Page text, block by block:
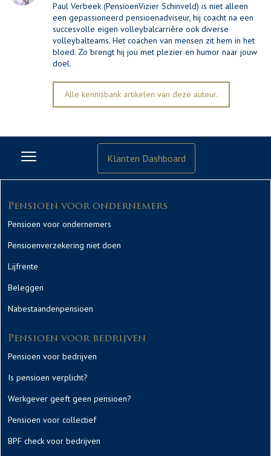
Paul Verbeek (PensioenVizier Schinveld) is niet alleen
een gepassioneerd pensioenadviseur, hij coacht na een
succesvolle eigen volleybalcarrière ook diverse
volleybalteams. Het coachen van mensen zit hem in het
bloed. Zo brengt hij jou met plezier en humor naar jouw
doel.
Alle kennisbank artikelen van deze auteur.
Klanten Dashboard
Pensioen voor ondernemers
Pensioen voor ondernemers
Pensioenverzekering niet doen
Lijfrente
Beleggen
Nabestaandenpensioen
Pensioen voor bedrijven
Pensioen voor bedrijven
Is pensioen verplicht?
Werkgever geeft geen pensioen?
Pensioen voor collectief
BPF check voor bedrijven